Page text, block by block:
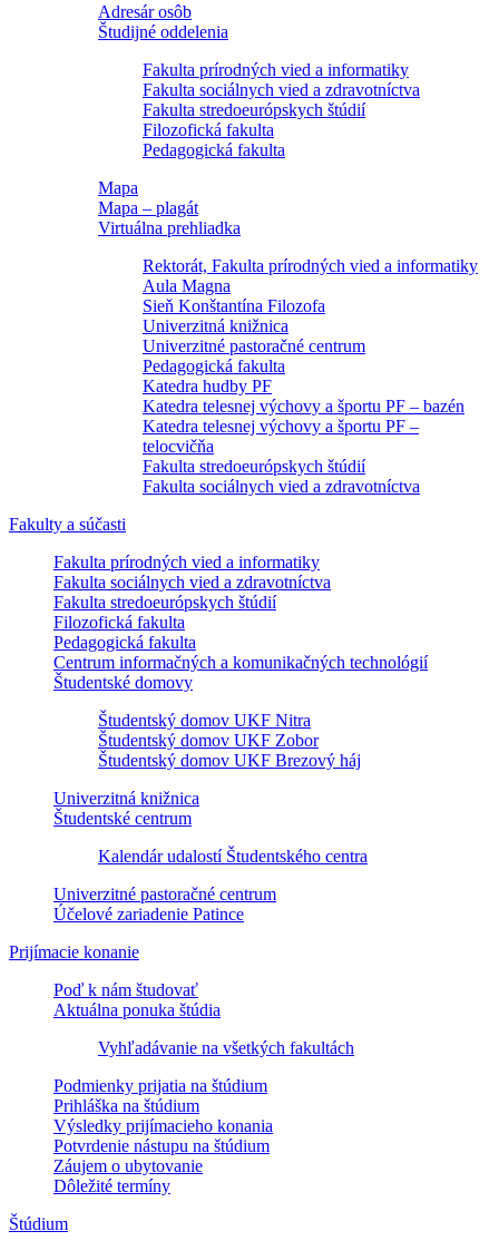
Adresár osôb
Študijné oddelenia
Fakulta prírodných vied a informatiky
Fakulta sociálnych vied a zdravotníctva
Fakulta stredoeurópskych štúdií
Filozofická fakulta
Pedagogická fakulta
Mapa
Mapa – plagát
Virtuálna prehliadka
Rektorát, Fakulta prírodných vied a informatiky
Aula Magna
Sieň Konštantína Filozofa
Univerzitná knižnica
Univerzitné pastoračné centrum
Pedagogická fakulta
Katedra hudby PF
Katedra telesnej výchovy a športu PF – bazén
Katedra telesnej výchovy a športu PF –
telocvičňa
Fakulta stredoeurópskych štúdií
Fakulta sociálnych vied a zdravotníctva
Fakulty a súčasti
Fakulta prírodných vied a informatiky
Fakulta sociálnych vied a zdravotníctva
Fakulta stredoeurópskych štúdií
Filozofická fakulta
Pedagogická fakulta
Centrum informačných a komunikačných technológií
Študentské domovy
Študentský domov UKF Nitra
Študentský domov UKF Zobor
Študentský domov UKF Brezový háj
Univerzitná knižnica
Študentské centrum
Kalendár udalostí Študentského centra
Univerzitné pastoračné centrum
Účelové zariadenie Patince
Prijímacie konanie
Poď k nám študovať
Aktuálna ponuka štúdia
Vyhľadávanie na všetkých fakultách
Podmienky prijatia na štúdium
Prihláška na štúdium
Výsledky prijímacieho konania
Potvrdenie nástupu na štúdium
Záujem o ubytovanie
Dôležité termíny
Štúdium